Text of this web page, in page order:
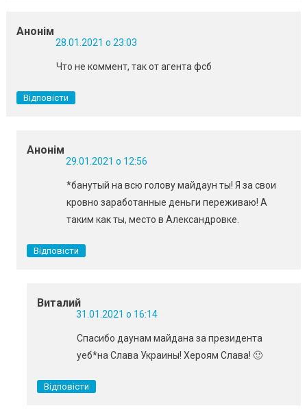
Анонім
28.01.2021 о 23:03
Что не коммент, так от агента фсб
Відповісти
Анонім
29.01.2021 о 12:56
*банутый на всю голову майдаун ты! Я за свои
кровно заработанные деньги переживаю! А
таким как ты, место в Александровке.
Відповісти
Виталий
31.01.2021 о 16:14
Спасибо даунам майдана за президента
уеб*на Слава Украины! Хероям Слава! 🙂
Відповісти